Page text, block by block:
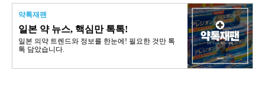
약톡재팬
일본 약 뉴스, 핵심만 톡톡!
일본 의약 트렌드와 정보를 한눈에! 필요한 것만 톡
톡 담았습니다.